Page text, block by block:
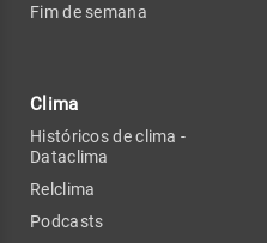
Fim de semana
Clima
Históricos de clima -
Dataclima
Relclima
Podcasts